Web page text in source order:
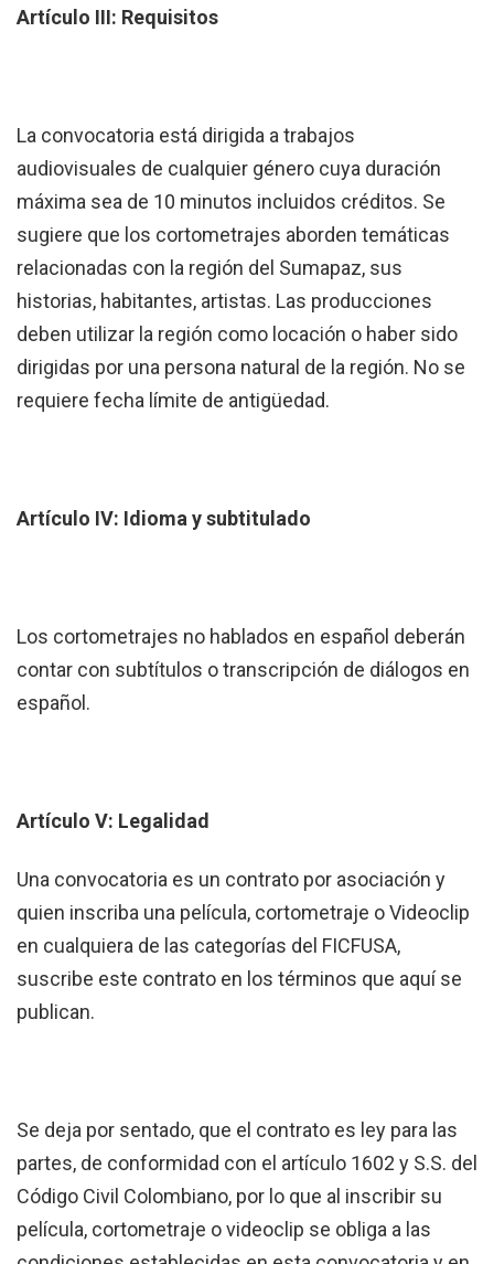
Artículo III: Requisitos
La convocatoria está dirigida a trabajos
audiovisuales de cualquier género cuya duración
máxima sea de 10 minutos incluidos créditos. Se
sugiere que los cortometrajes aborden temáticas
relacionadas con la región del Sumapaz, sus
historias, habitantes, artistas. Las producciones
deben utilizar la región como locación o haber sido
dirigidas por una persona natural de la región. No se
requiere fecha límite de antigüedad.
Artículo IV: Idioma y subtitulado
Los cortometrajes no hablados en español deberán
contar con subtítulos o transcripción de diálogos en
español.
Artículo V: Legalidad
Una convocatoria es un contrato por asociación y
quien inscriba una película, cortometraje o Videoclip
en cualquiera de las categorías del FICFUSA,
suscribe este contrato en los términos que aquí se
publican.
Se deja por sentado, que el contrato es ley para las
partes, de conformidad con el artículo 1602 y S.S. del
Código Civil Colombiano, por lo que al inscribir su
película, cortometraje o videoclip se obliga a las